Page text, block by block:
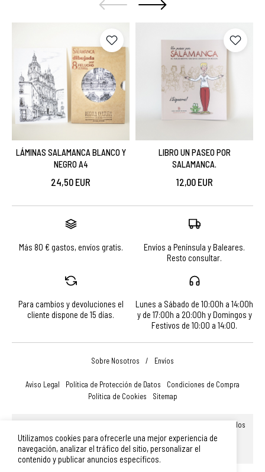
Utilizamos cookies para ofrecerle una mejor experiencia de
navegación, analizar el tráfico del sitio, personalizar el
contenido y publicar anuncios específicos.
LÁMINAS SALAMANCA BLANCO Y
NEGRO A4
24,50 EUR
LIBRO UN PASEO POR
SALAMANCA.
12,00 EUR
Más 80 € gastos, envíos gratis.
Envíos a Península y Baleares.
Resto consultar.
Para cambios y devoluciones el
cliente dispone de 15 días.
Lunes a Sábado de 10:00h a 14:00h
y de 17:00h a 20:00h y Domingos y
Festivos de 10:00 a 14:00.
Sobre Nosotros / Envíos
Aviso Legal Política de Protección de Datos
Condiciones de Compra
Política de Cookies
Sitemap
© Turismo, Comercio y Promoción Económica de Salamanca, S.A.U. Todos
los derechos reservados.
Plaza Mayor 14, 37002, Salamanca (España) |Teléfono: 923 366 756
merchandising@turismodesalamanca.com